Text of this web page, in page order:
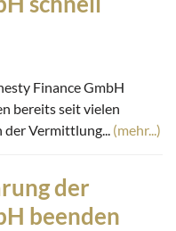
Finance GmbH
bereits seit vielen
Vermittlung... (mehr...)
der
beenden